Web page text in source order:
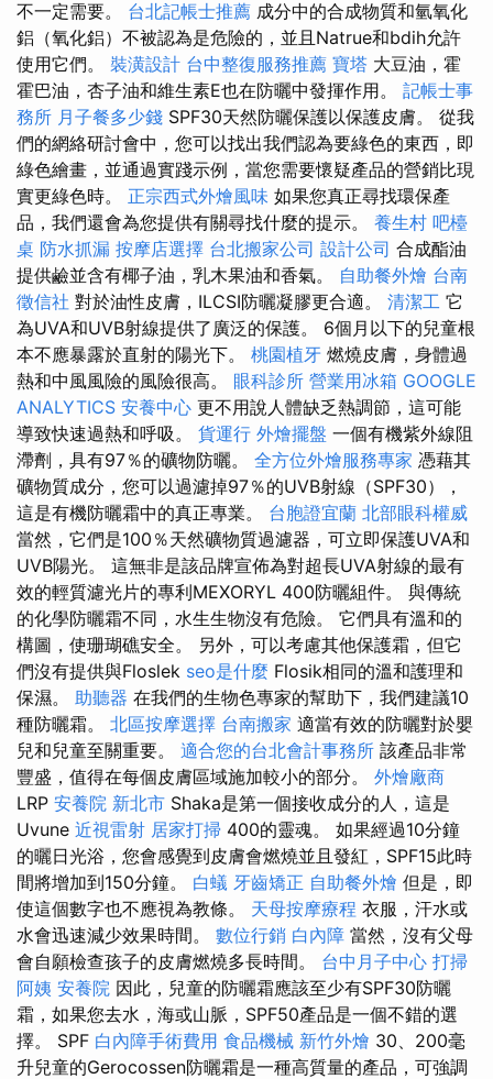
不一定需要。 台北記帳士推薦 成分中的合成物質和氫氧化
鋁（氧化鋁）不被認為是危險的，並且Natrue和bdih允許
使用它們。 裝潢設計 台中整復服務推薦 寶塔 大豆油，霍
霍巴油，杏子油和維生素E也在防曬中發揮作用。 記帳士事
務所 月子餐多少錢 SPF30天然防曬保護以保護皮膚。 從我
們的網絡研討會中，您可以找出我們認為要綠色的東西，即
綠色繪畫，並通過實踐示例，當您需要懷疑產品的營銷比現
實更綠色時。 正宗西式外燴風味 如果您真正尋找環保產
品，我們還會為您提供有關尋找什麼的提示。 養生村 吧檯
桌 防水抓漏 按摩店選擇 台北搬家公司 設計公司 合成酯油
提供鹼並含有椰子油，乳木果油和香氣。 自助餐外燴 台南
徵信社 對於油性皮膚，ILCSI防曬凝膠更合適。 清潔工 它
為UVA和UVB射線提供了廣泛的保護。 6個月以下的兒童根
本不應暴露於直射的陽光下。 桃園植牙 燃燒皮膚，身體過
熱和中風風險的風險很高。 眼科診所 營業用冰箱 GOOGLE
ANALYTICS 安養中心 更不用說人體缺乏熱調節，這可能
導致快速過熱和呼吸。 貨運行 外燴擺盤 一個有機紫外線阻
滯劑，具有97％的礦物防曬。 全方位外燴服務專家 憑藉其
礦物質成分，您可以過濾掉97％的UVB射線（SPF30），
這是有機防曬霜中的真正專業。 台胞證宜蘭 北部眼科權威
當然，它們是100％天然礦物質過濾器，可立即保護UVA和
UVB陽光。 這無非是該品牌宣佈為對超長UVA射線的最有
效的輕質濾光片的專利MEXORYL 400防曬組件。 與傳統
的化學防曬霜不同，水生生物沒有危險。 它們具有溫和的
構圖，使珊瑚礁安全。 另外，可以考慮其他保護霜，但它
們沒有提供與Floslek seo是什麼 Flosik相同的溫和護理和
保濕。 助聽器 在我們的生物色專家的幫助下，我們建議10
種防曬霜。 北區按摩選擇 台南搬家 適當有效的防曬對於嬰
兒和兒童至關重要。 適合您的台北會計事務所 該產品非常
豐盛，值得在每個皮膚區域施加較小的部分。 外燴廠商
LRP 安養院 新北市 Shaka是第一個接收成分的人，這是
Uvune 近視雷射 居家打掃 400的靈魂。 如果經過10分鐘
的曬日光浴，您會感覺到皮膚會燃燒並且發紅，SPF15此時
間將增加到150分鐘。 白蟻 牙齒矯正 自助餐外燴 但是，即
使這個數字也不應視為教條。 天母按摩療程 衣服，汗水或
水會迅速減少效果時間。 數位行銷 白內障 當然，沒有父母
會自願檢查孩子的皮膚燃燒多長時間。 台中月子中心 打掃
阿姨 安養院 因此，兒童的防曬霜應該至少有SPF30防曬
霜，如果您去水，海或山脈，SPF50產品是一個不錯的選
擇。 SPF 白內障手術費用 食品機械 新竹外燴 30、200毫
升兒童的Gerocossen防曬霜是一種高質量的產品，可強調